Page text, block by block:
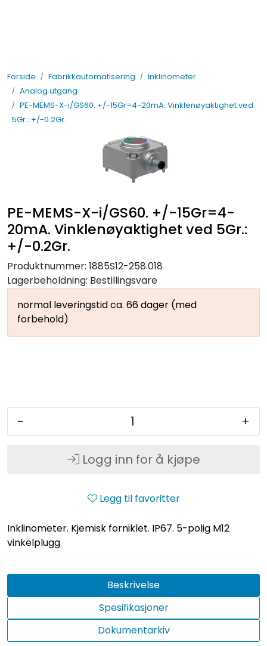
Forside Fabrikkautomatisering
Inklinometer
Analog utgang
PE-MEMS-X-i/GS60. +/-15Gr=4-20mA. Vinklenøyaktighet ved
5Gr.: +/-0.2Gr.
PE-MEMS-X-i/GS60. +/-15Gr=4-
20mA. Vinklenøyaktighet ved 5Gr.:
+/-0.2Gr.
Produktnummer: 1885S12-258.018
Lagerbeholdning: Bestillingsvare
normal leveringstid ca. 66 dager (med
forbehold)
- +
Logg inn for å kjøpe
Legg til favoritter
Inklinometer. Kjemisk forniklet. IP67. 5-polig M12
vinkelplugg
Beskrivelse
Spesifikasjoner
Dokumentarkiv
Fabrikkautomatisering
Prosessautomatisering
Bærekraft